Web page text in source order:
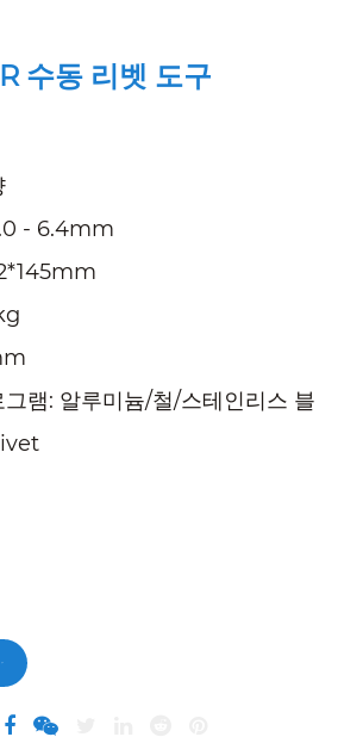
수동 리벳 ​​도구
- 6.4mm
그램: 알루미늄/철/스테인리스 블